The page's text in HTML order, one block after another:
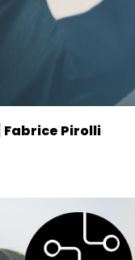
Fabrice Pirolli